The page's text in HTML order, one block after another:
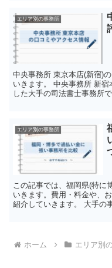
エリア別の事務所
中央事務所 東京本店(新宿)
いきます。 中央事務所 新
した大手の司法書士事務所
エリア別の事務所
この記事では、福岡県(特に
いきます。費用・料金や、
紹介していきます。 大手の
ホーム エリア別